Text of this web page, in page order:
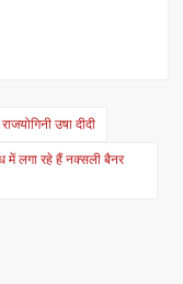
उषा दीदी
में लगा रहे हैं नक्सली बैनर